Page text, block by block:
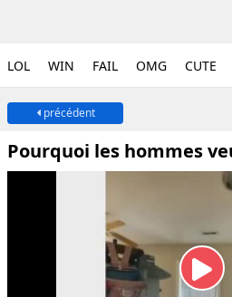
LOL WIN FAIL OMG CUTE
précédent
Pourquoi les hommes